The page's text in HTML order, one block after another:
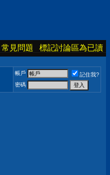
常見問題 標記討論區為已讀
帳戶
記住我?
密碼